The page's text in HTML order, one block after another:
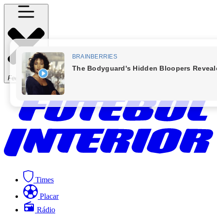
Fechar Menu
Times
Placar
Rádio